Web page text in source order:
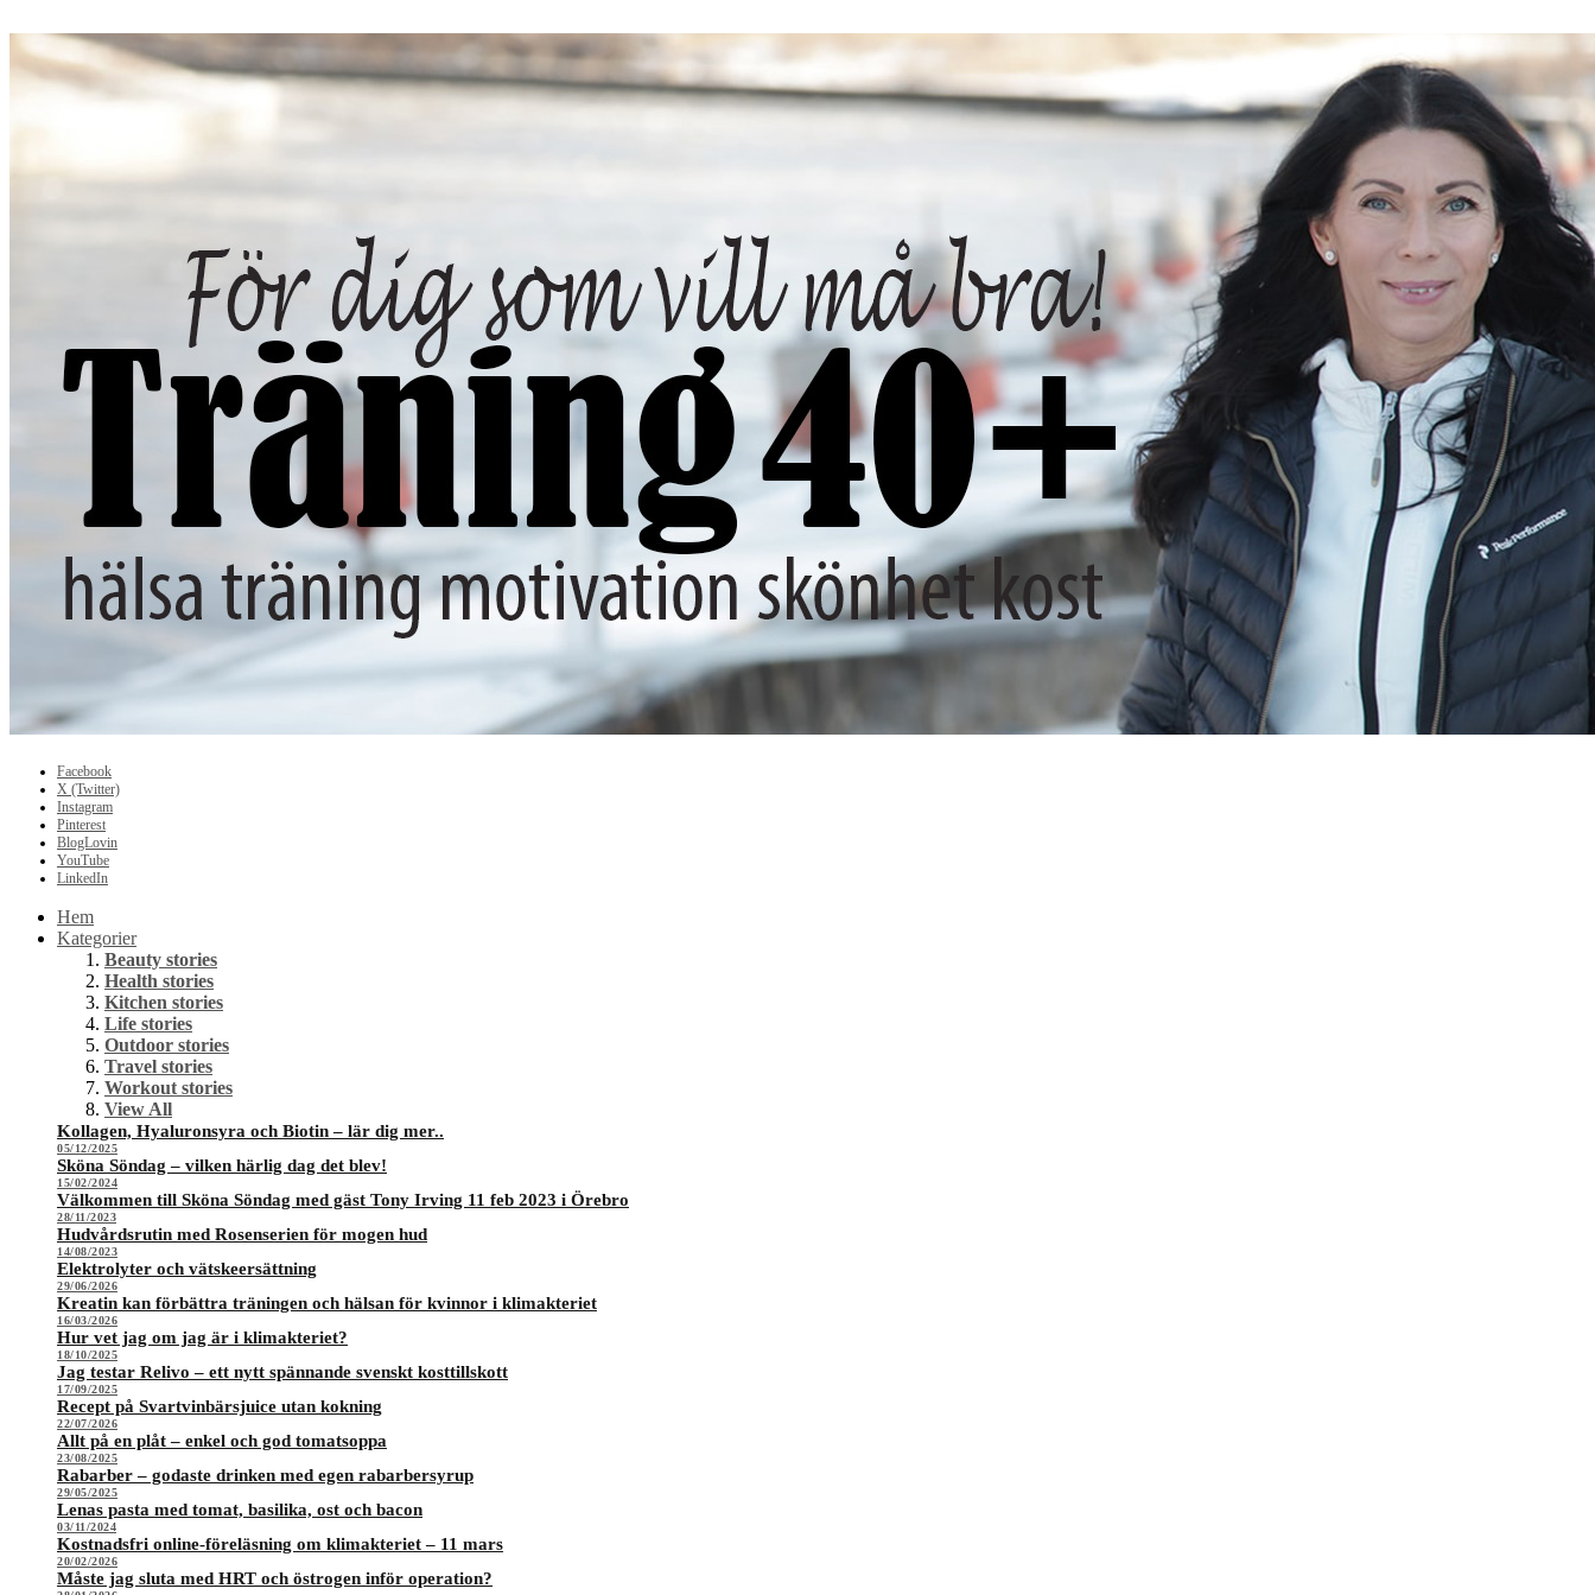
Facebook
X (Twitter)
Instagram
Pinterest
BlogLovin
YouTube
LinkedIn
Hem
Kategorier
Beauty stories
Health stories
Kitchen stories
Life stories
Outdoor stories
Travel stories
Workout stories
View All
Kollagen, Hyaluronsyra och Biotin – lär dig mer..
05/12/2025
Sköna Söndag – vilken härlig dag det blev!
15/02/2024
Välkommen till Sköna Söndag med gäst Tony Irving 11 feb 2023 i Örebro
28/11/2023
Hudvårdsrutin med Rosenserien för mogen hud
14/08/2023
Elektrolyter och vätskeersättning
29/06/2026
Kreatin kan förbättra träningen och hälsan för kvinnor i klimakteriet
16/03/2026
Hur vet jag om jag är i klimakteriet?
18/10/2025
Jag testar Relivo – ett nytt spännande svenskt kosttillskott
17/09/2025
Recept på Svartvinbärsjuice utan kokning
22/07/2026
Allt på en plåt – enkel och god tomatsoppa
23/08/2025
Rabarber – godaste drinken med egen rabarbersyrup
29/05/2025
Lenas pasta med tomat, basilika, ost och bacon
03/11/2024
Kostnadsfri online-föreläsning om klimakteriet – 11 mars
20/02/2026
Måste jag sluta med HRT och östrogen inför operation?